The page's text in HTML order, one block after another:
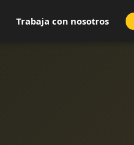
Trabaja con nosotros